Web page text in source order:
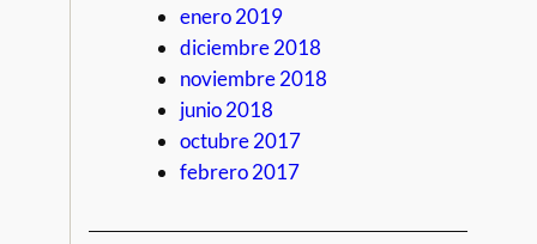
enero 2019
diciembre 2018
noviembre 2018
junio 2018
octubre 2017
febrero 2017